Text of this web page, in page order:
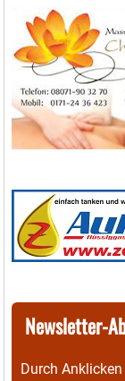
Newsletter-
Durch